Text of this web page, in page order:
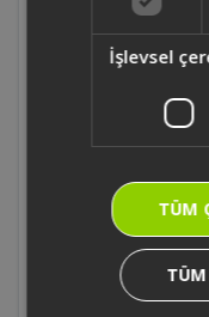
AR012 - Arzum Laguna
aşırı su
var mıdır?
AR012 - Arzum
AR012 - Arzum Laguna
kaynağı ile çalışır?
İşlevsel
TÜM
TÜM